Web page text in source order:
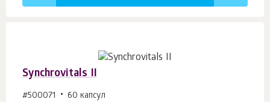
Synchrovitals II
#500071 60 капсул